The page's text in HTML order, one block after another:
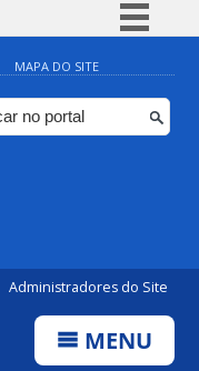
Simplifique!
Comunica BR
Participe
MAPA DO SITE
Administradores do Site
MENU